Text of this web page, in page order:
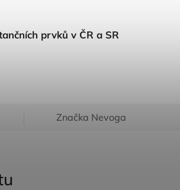
prvků v ČR a SR
Značka Nevoga